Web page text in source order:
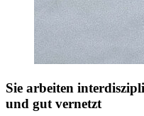
Sie arbeiten
und gut vernetzt